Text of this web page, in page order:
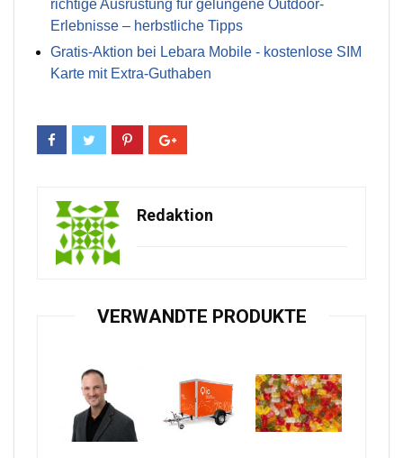
richtige Ausrüstung für gelungene Outdoor-
Erlebnisse – herbstliche Tipps
Gratis-Aktion bei Lebara Mobile - kostenlose SIM
Karte mit Extra-Guthaben
Redaktion
VERWANDTE PRODUKTE